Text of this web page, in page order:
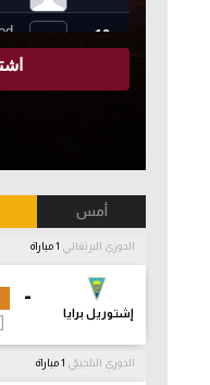
أمس
الدوري البرتغالي
-
إشتوريل برايا
الدوري البلجيكي